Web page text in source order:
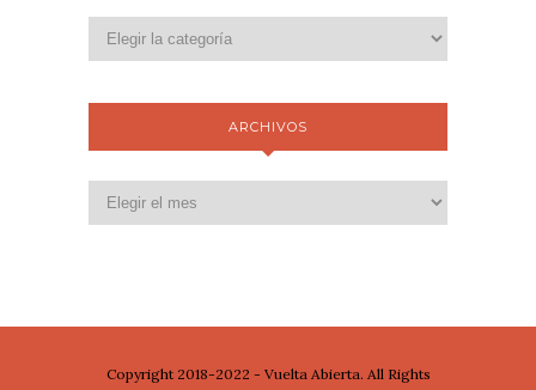
ARCHIVOS
Copyright 2018-2022 - Vuelta Abierta. All Rights